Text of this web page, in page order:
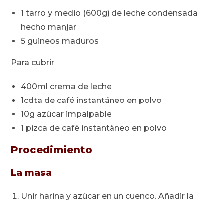
1 tarro y medio (600g) de leche condensada
hecho manjar
5 guineos maduros
Para cubrir
400ml crema de leche
1cdta de café instantáneo en polvo
10g azúcar impalpable
1 pizca de café instantáneo en polvo
Procedimiento
La masa
Unir harina y azúcar en un cuenco. Añadir la